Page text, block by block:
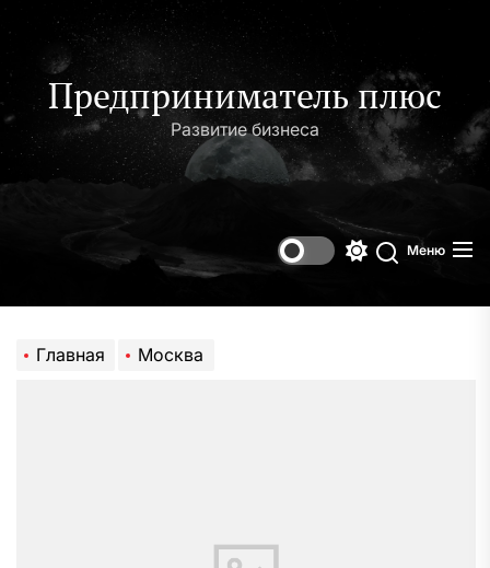
содержимому
Предприниматель плюс
Развитие бизнеса
Поиск
Меню
Главная Москва